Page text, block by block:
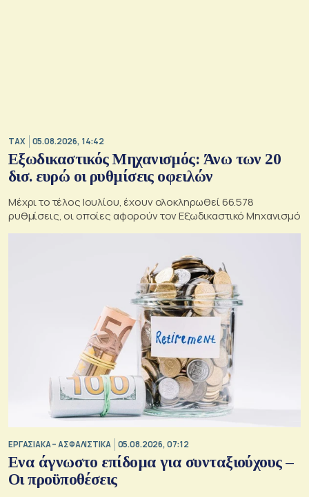
TAX 05.08.2026, 14:42
Εξωδικαστικός Μηχανισμός: Άνω των 20
δισ. ευρώ οι ρυθμίσεις οφειλών
Μέχρι το τέλος Ιουλίου, έχουν ολοκληρωθεί 66.578
ρυθμίσεις, οι οποίες αφορούν τον Εξωδικαστικό Μηχανισμό
ΕΡΓΑΣΙΑΚΑ – ΑΣΦΑΛΙΣΤΙΚΑ 05.08.2026, 07:12
Ενα άγνωστο επίδομα για συνταξιούχους –
Οι προϋποθέσεις